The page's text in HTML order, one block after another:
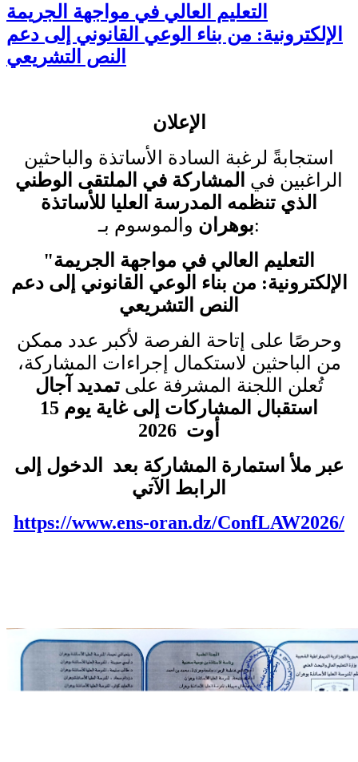
التعليم العالي في مواجهة الجريمة
الإلكترونية: من بناء الوعي القانوني إلى دعم
النص التشريعي
الإعلان
استجابةً لرغبة السادة الأساتذة والباحثين
الراغبين في المشاركة في الملتقى الوطني
الذي تنظمه المدرسة العليا للأساتذة
بوهران والموسوم بـ
:
"التعليم العالي في مواجهة الجريمة
الإلكترونية: من بناء الوعي القانوني إلى دعم
النص التشريعي
وحرصًا على إتاحة الفرصة لأكبر عدد ممكن
من الباحثين لاستكمال إجراءات المشاركة،
تُعلن اللجنة المشرفة علىتمديد آجال
استقبال المشاركات إلى غاية يوم 15
أوت 2026
عبر ملأ استمارة المشاركة بعد الدخول إلى
الرابط الآتي
https://www.ens-oran.dz/ConfLAW2026/